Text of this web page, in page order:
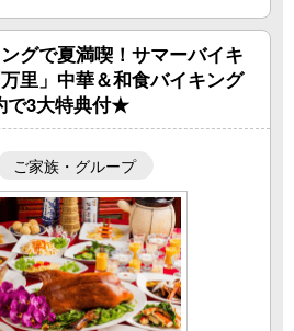
グで夏満喫！サマーバイキ
里」中華＆和食バイキング
で3大特典付★
ご家族・グループ